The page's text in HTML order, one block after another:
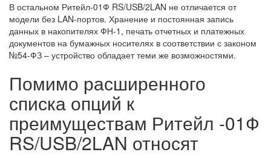
В остальном Ритейл-01Ф RS/USB/2LAN не отличается от
модели без LAN-портов. Хранение и постоянная запись
данных в накопителях ФН-1, печать отчетных и платежных
документов на бумажных носителях в соответствии с законом
№54-ФЗ – устройство обладает теми же возможностями.
Помимо расширенного
списка опций к
преимуществам Ритейл -01Ф
RS/USB/2LAN относят